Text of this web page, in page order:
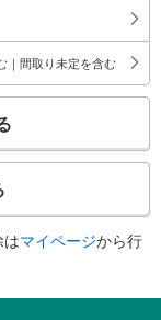
｜間取り未定を含む
マイページから行